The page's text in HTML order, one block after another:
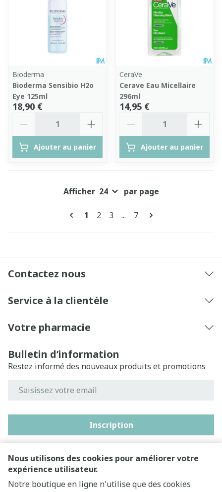
Nous utilisons des cookies pour améliorer votre
expérience utilisateur.
Notre boutique en ligne n'utilise que des cookies
Bioderma
Bioderma Sensibio H2o
Eye 125ml
18,90 €
Ajouter au panier
CeraVe
Cerave Eau Micellaire
296ml
14,95 €
Ajouter au panier
Pages
Vous lisez actuellement la page
1 Page
2 Page
3 ... Page
7
Afficher par page
Contactez nous
Service à la clientèle
Votre pharmacie
Bulletin d’information
Restez informé des nouveaux produits et promotions
Inscription
En cliquant sur s'abonner, vous vous abonnez à notre
newsletter et acceptez notrepolitique de confidentialité.